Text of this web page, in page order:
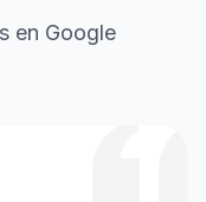
en Google